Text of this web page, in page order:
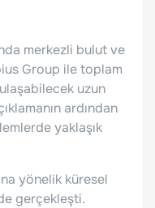
merkezli bulut ve
Group ile toplam
uzun
ardından
yaklaşık
yönelik küresel
gerçekleşti.